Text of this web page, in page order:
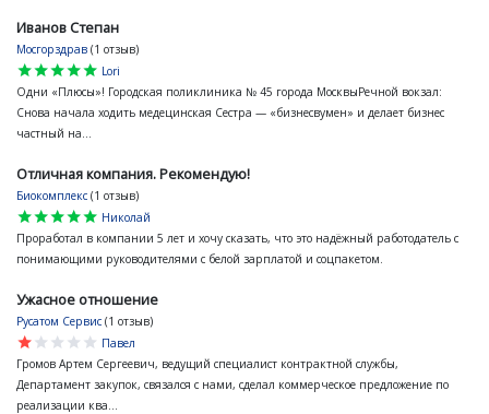
Иванов Степан
Мосгорздрав (1 отзыв)
star
star
star
star
star
Lori
Одни «Плюсы»! Городская поликлиника № 45 города МосквыРечной вокзал:
Снова начала ходить медецинская Сестра — «бизнесвумен» и делает бизнес
частный на...
Отличная компания. Рекомендую!
Биокомплекс (1 отзыв)
star
star
star
star
star
Николай
Проработал в компании 5 лет и хочу сказать, что это надёжный работодатель с
понимающими руководителями с белой зарплатой и соцпакетом.
Ужасное отношение
Русатом Сервис (1 отзыв)
star
star
star
star
star
Павел
Громов Артем Сергеевич, ведущий специалист контрактной службы,
Департамент закупок, связался с нами, сделал коммерческое предложение по
реализации ква...